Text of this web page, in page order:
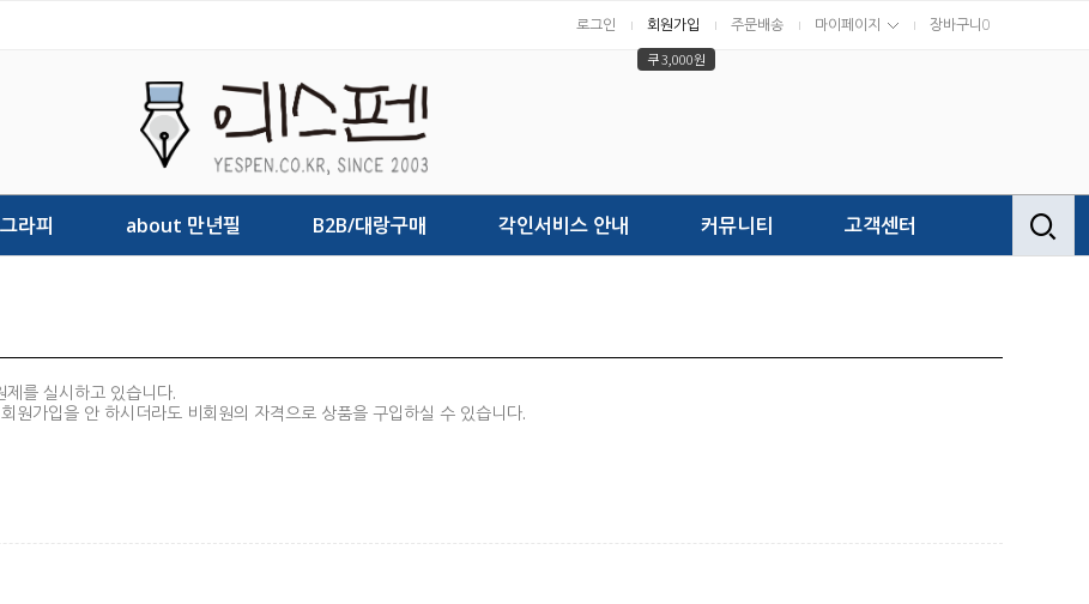
로그인 회원가입
쿠 3,000원
주문배송 마이페이지 장바구니0
라피 about 만년필 B2B/대랑구매 각인서비스 안내 커뮤니티 고객센터
를 실시하고 있습니다.
원가입을 안 하시더라도 비회원의 자격으로 상품을 구입하실 수 있습니다.